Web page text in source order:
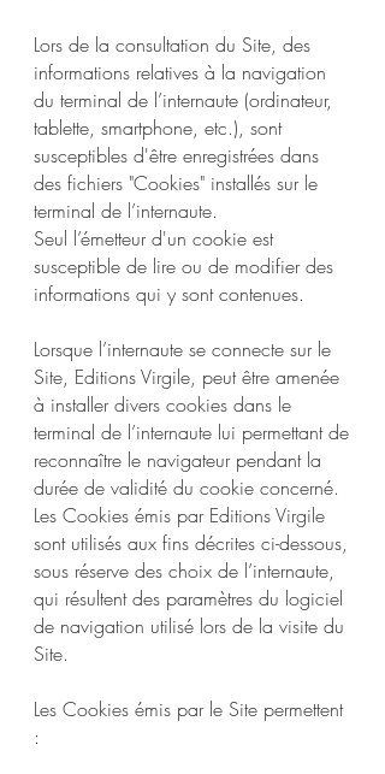
Lors de la consultation du Site, des
informations relatives à la navigation
du terminal de l’internaute (ordinateur,
tablette, smartphone, etc.), sont
susceptibles d'être enregistrées dans
des fichiers "Cookies" installés sur le
terminal de l’internaute.
Seul l’émetteur d'un cookie est
susceptible de lire ou de modifier des
informations qui y sont contenues.
Lorsque l’internaute se connecte sur le
Site, Editions Virgile, peut être amenée
à installer divers cookies dans le
terminal de l’internaute lui permettant de
reconnaître le navigateur pendant la
durée de validité du cookie concerné.
Les Cookies émis par Editions Virgile
sont utilisés aux fins décrites ci-dessous,
sous réserve des choix de l’internaute,
qui résultent des paramètres du logiciel
de navigation utilisé lors de la visite du
Site.
Les Cookies émis par le Site permettent
: